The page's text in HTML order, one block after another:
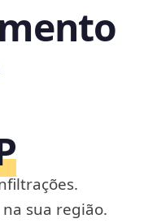
sua região.